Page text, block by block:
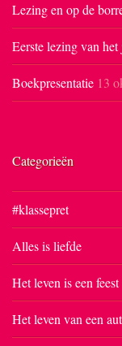
Lezing en op de
Eerste lezing van het
Boekpresentatie 13
Categorieën
#klassepret
Alles is liefde
Het leven is een feest
Het leven van een